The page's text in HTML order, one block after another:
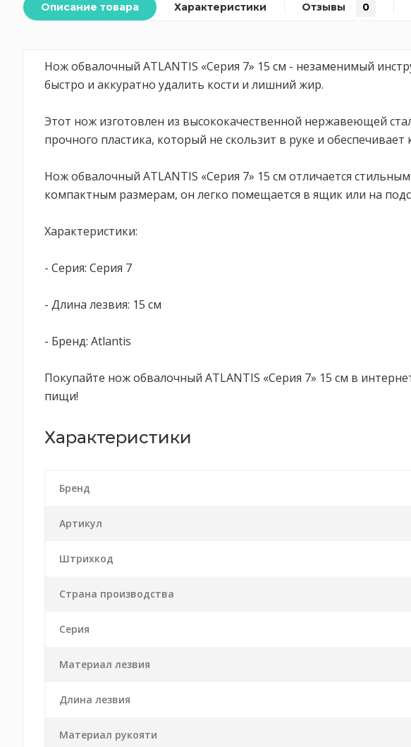
Описание товара Характеристики Отзывы 0
Нож обвалочный ATLANTIS «Серия 7» 15 см - незаменимый
быстро и аккуратно удалить кости и лишний жир.
Этот нож изготовлен из высококачественной нержавеющей
прочного пластика, который не скользит в руке и
Нож обвалочный ATLANTIS «Серия 7» 15 см отличается
компактным размерам, он легко помещается в ящик или на
Характеристики:
- Серия: Серия 7
- Длина лезвия: 15 см
- Бренд: Atlantis
Покупайте нож обвалочный ATLANTIS «Серия 7» 15 см в
пищи!
Характеристики
Бренд
Артикул
Штрихкод
Страна производства
Серия
Материал лезвия
Длина лезвия
Материал рукояти